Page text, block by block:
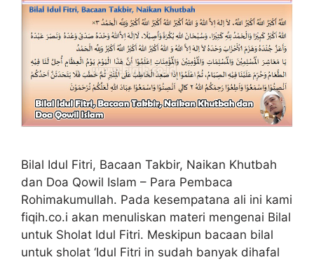
Bilal Idul Fitri, Bacaan Takbir, Naikan Khutbah
dan Doa Qowil Islam – Para Pembaca
Rohimakumullah. Pada kesempatana ali ini kami
fiqih.co.i akan menuliskan materi mengenai Bilal
untuk Sholat Idul Fitri. Meskipun bacaan bilal
untuk sholat ‘Idul Fitri in sudah banyak dihafal